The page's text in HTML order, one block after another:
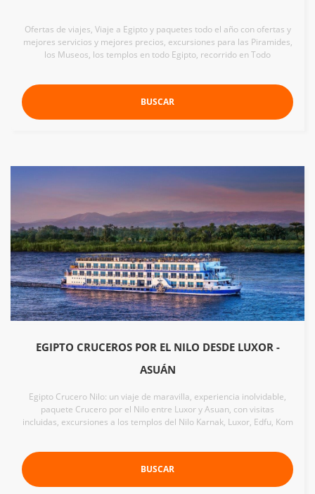
Ofertas de viajes, Viaje a Egipto y paquetes todo el año con ofertas y
mejores servicios y mejores precios, excursiones para las Piramides,
los Museos, los templos en todo Egipto, recorrido en Todo
BUSCAR
EGIPTO CRUCEROS POR EL NILO DESDE LUXOR -
ASUÁN
Egipto Crucero Nilo: un viaje de maravilla, experiencia inolvidable,
paquete Crucero por el Nilo entre Luxor y Asuan, con visitas
incluidas, excursiones a los templos del Nilo Karnak, Luxor, Edfu, Kom
BUSCAR